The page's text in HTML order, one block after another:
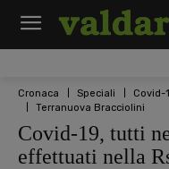
Cronaca Speciali Covid-
Terranuova Bracciolini
Covid-19, tutti
effettuati nella